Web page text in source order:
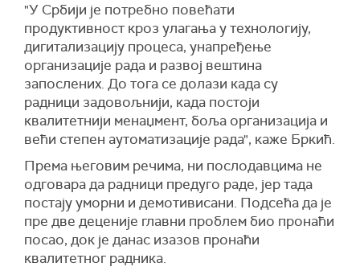
"У Србији је потребно повећати
продуктивност кроз улагања у технологију,
дигитализацију процеса, унапређење
организације рада и развој вештина
запослених. До тога се долази када су
радници задовољнији, када постоји
квалитетнији менаџмент, боља организација и
већи степен аутоматизације рада", каже Бркић.
Према његовим речима, ни послодавцима не
одговара да радници предуго раде, јер тада
постају уморни и демотивисани. Подсећа да је
пре две деценије главни проблем био пронаћи
посао, док је данас изазов пронаћи
квалитетног радника.